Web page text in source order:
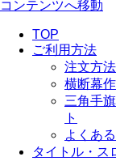
横断幕 応援幕は格
コンテンツへ移動
TOP
ご利用方法
注文方
横断幕
三角手
ト
よくあ
タイトル・ス